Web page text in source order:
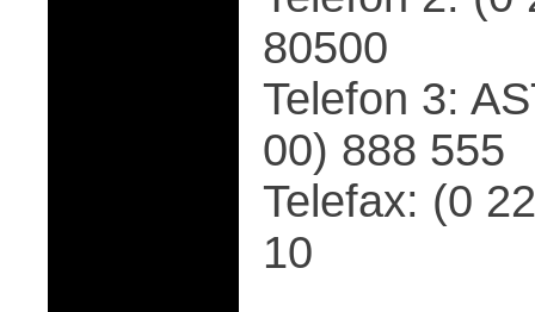
80500
Telefon 3:
00) 888 555
Telefax: (0
10